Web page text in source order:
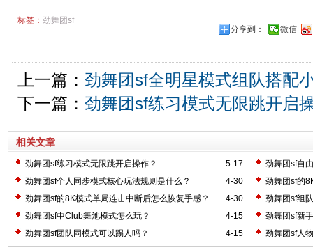
标签： 劲舞团sf
分享到：
微信
上一篇： 劲舞团sf全明星模式组队搭配
下一篇： 劲舞团sf练习模式无限跳开启
相关文章
5-17
劲舞团sf练习模式无限跳开启操作？
劲舞团sf自
4-30
劲舞团sf个人同步模式核心玩法规则是什么？
劲舞团sf的
4-30
劲舞团sf的8K模式单局连击中断后怎么恢复手感？
劲舞团sf组
4-15
劲舞团sf中Club舞池模式怎么玩？
劲舞团sf新
4-15
劲舞团sf团队同模式可以踢人吗？ 劲舞团sf人